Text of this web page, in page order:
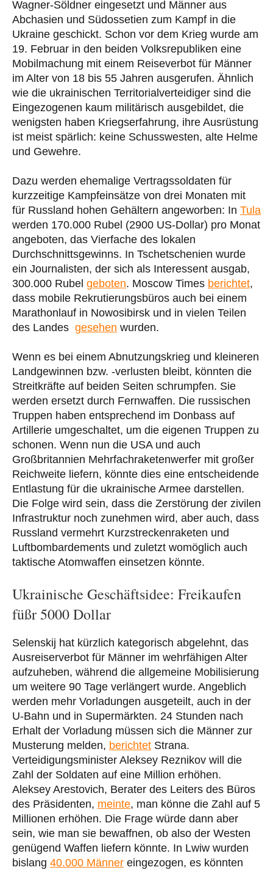
Wagner-Söldner eingesetzt und Männer aus
Abchasien und Südossetien zum Kampf in die
Ukraine geschickt. Schon vor dem Krieg wurde am
19. Februar in den beiden Volksrepubliken eine
Mobilmachung mit einem Reiseverbot für Männer
im Alter von 18 bis 55 Jahren ausgerufen. Ähnlich
wie die ukrainischen Territorialverteidiger sind die
Eingezogenen kaum militärisch ausgebildet, die
wenigsten haben Kriegserfahrung, ihre Ausrüstung
ist meist spärlich: keine Schusswesten, alte Helme
und Gewehre.
Dazu werden ehemalige Vertragssoldaten für
kurzzeitige Kampfeinsätze von drei Monaten mit
für Russland hohen Gehältern angeworben: In Tula
werden 170.000 Rubel (2900 US-Dollar) pro Monat
angeboten, das Vierfache des lokalen
Durchschnittsgewinns. In Tschetschenien wurde
ein Journalisten, der sich als Interessent ausgab,
300.000 Rubel geboten. Moscow Times berichtet,
dass mobile Rekrutierungsbüros auch bei einem
Marathonlauf in Nowosibirsk und in vielen Teilen
des Landes gesehen wurden.
Wenn es bei einem Abnutzungskrieg und kleineren
Landgewinnen bzw. -verlusten bleibt, könnten die
Streitkräfte auf beiden Seiten schrumpfen. Sie
werden ersetzt durch Fernwaffen. Die russischen
Truppen haben entsprechend im Donbass auf
Artillerie umgeschaltet, um die eigenen Truppen zu
schonen. Wenn nun die USA und auch
Großbritannien Mehrfachraketenwerfer mit großer
Reichweite liefern, könnte dies eine entscheidende
Entlastung für die ukrainische Armee darstellen.
Die Folge wird sein, dass die Zerstörung der zivilen
Infrastruktur noch zunehmen wird, aber auch, dass
Russland vermehrt Kurzstreckenraketen und
Luftbombardements und zuletzt womöglich auch
taktische Atomwaffen einsetzen könnte.
Ukrainische Geschäftsidee: Freikaufen
füßr 5000 Dollar
Selenskij hat kürzlich kategorisch abgelehnt, das
Ausreiserverbot für Männer im wehrfähigen Alter
aufzuheben, während die allgemeine Mobilisierung
um weitere 90 Tage verlängert wurde. Angeblich
werden mehr Vorladungen ausgeteilt, auch in der
U-Bahn und in Supermärkten. 24 Stunden nach
Erhalt der Vorladung müssen sich die Männer zur
Musterung melden, berichtet Strana.
Verteidigungsminister Aleksey Reznikov will die
Zahl der Soldaten auf eine Million erhöhen.
Aleksey Arestovich, Berater des Leiters des Büros
des Präsidenten, meinte, man könne die Zahl auf 5
Millionen erhöhen. Die Frage würde dann aber
sein, wie man sie bewaffnen, ob also der Westen
genügend Waffen liefern könnte. In Lwiw wurden
bislang 40.000 Männer eingezogen, es könnten